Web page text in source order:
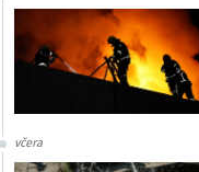
včera